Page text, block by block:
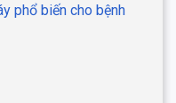
phổ biến cho bệnh